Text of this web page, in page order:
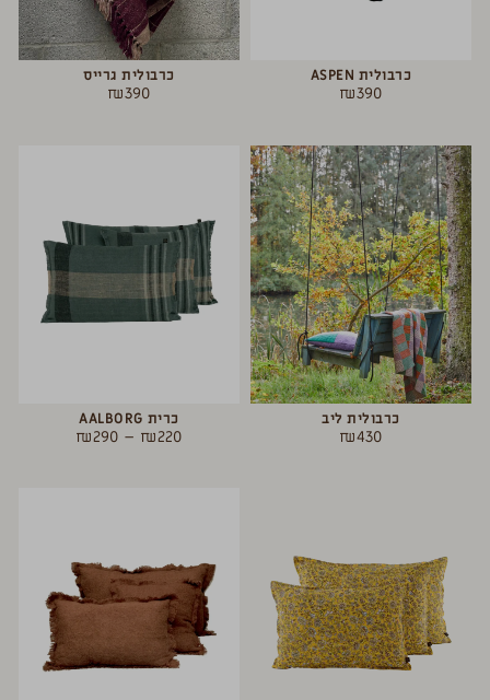
כרבולית ASPEN
₪390
כרבולית גרייס
₪390
כרבולית ליב
₪430
כרית AALBORG
₪220
–
₪290